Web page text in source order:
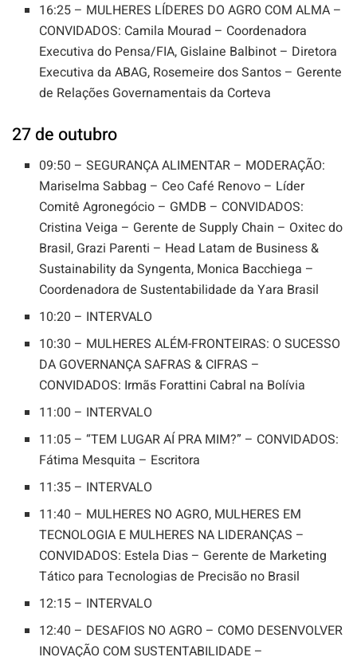
16:25 – MULHERES LÍDERES DO AGRO COM ALMA –
CONVIDADOS: Camila Mourad – Coordenadora
Executiva do Pensa/FIA, Gislaine Balbinot – Diretora
Executiva da ABAG, Rosemeire dos Santos – Gerente
de Relações Governamentais da Corteva
27 de outubro
09:50 – SEGURANÇA ALIMENTAR – MODERAÇÃO:
Mariselma Sabbag – Ceo Café Renovo – Líder
Comitê Agronegócio – GMDB – CONVIDADOS:
Cristina Veiga – Gerente de Supply Chain – Oxitec do
Brasil, Grazi Parenti – Head Latam de Business &
Sustainability da Syngenta, Monica Bacchiega –
Coordenadora de Sustentabilidade da Yara Brasil
10:20 – INTERVALO
10:30 – MULHERES ALÉM-FRONTEIRAS: O SUCESSO
DA GOVERNANÇA SAFRAS & CIFRAS –
CONVIDADOS: Irmãs Forattini Cabral na Bolívia
11:00 – INTERVALO
11:05 – “TEM LUGAR AÍ PRA MIM?” – CONVIDADOS:
Fátima Mesquita – Escritora
11:35 – INTERVALO
11:40 – MULHERES NO AGRO, MULHERES EM
TECNOLOGIA E MULHERES NA LIDERANÇAS –
CONVIDADOS: Estela Dias – Gerente de Marketing
Tático para Tecnologias de Precisão no Brasil
12:15 – INTERVALO
12:40 – DESAFIOS NO AGRO – COMO DESENVOLVER
INOVAÇÃO COM SUSTENTABILIDADE –